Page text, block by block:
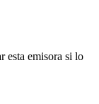
esta emisora si lo